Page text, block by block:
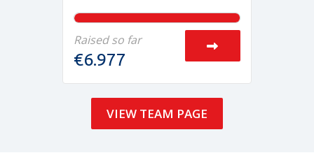
Raised so far
€6.977
VIEW TEAM PAGE